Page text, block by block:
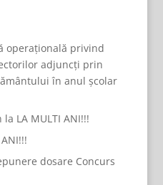
operațională privind
adjuncți prin
în anul școlar
la LA MULTI ANI!!!
dosare Concurs